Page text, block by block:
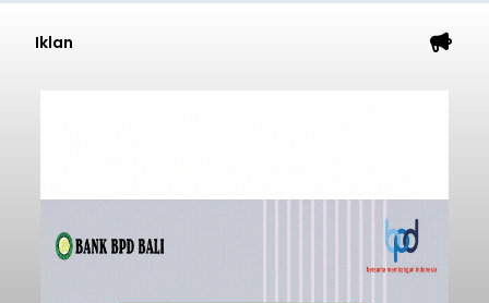
Iklan